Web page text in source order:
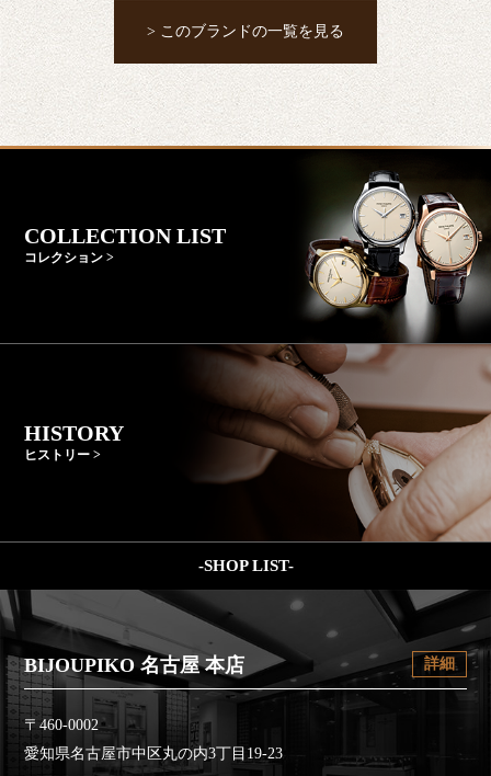
> このブランドの一覧を見る
COLLECTION LIST
コレクション >
HISTORY
ヒストリー >
-SHOP LIST-
BIJOUPIKO 名古屋 本店 詳細
〒460-0002
愛知県名古屋市中区丸の内3丁目19-23